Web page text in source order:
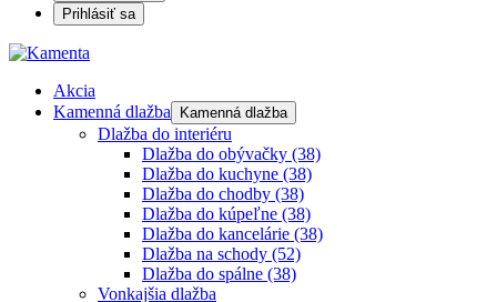
Prihlásiť sa
Akcia
Kamenná dlažba
Kamenná dlažba
Dlažba do interiéru
Dlažba do obývačky (38)
Dlažba do kuchyne (38)
Dlažba do chodby (38)
Dlažba do kúpeľne (38)
Dlažba do kancelárie (38)
Dlažba na schody (52)
Dlažba do spálne (38)
Vonkajšia dlažba